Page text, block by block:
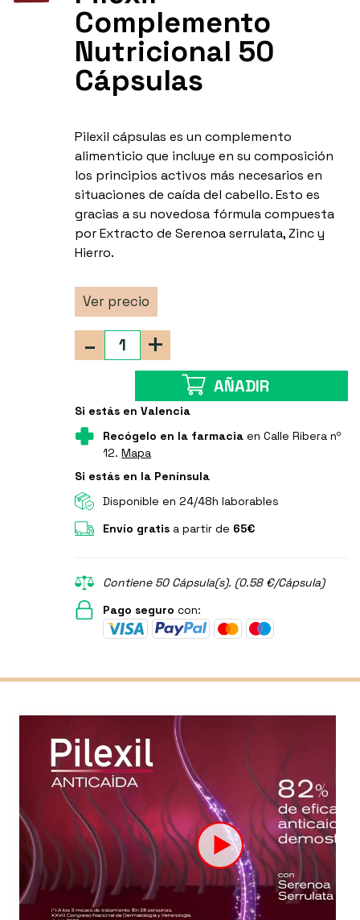
Complemento
Nutricional 50
Cápsulas
Pilexil cápsulas es un complemento
alimenticio que incluye en su composición
los principios activos más necesarios en
situaciones de caída del cabello. Esto es
gracias a su novedosa fórmula compuesta
por Extracto de Serenoa serrulata, Zinc y
Hierro.
Ver precio
+
-
AÑADIR
Si estás en Valencia
Recógelo en la farmacia en Calle Ribera nº
12.Mapa
Si estás en la Península
Disponible en 24/48h laborables
Envío gratis a partir de 65€
Contiene 50 Cápsula(s). (0.58 €/Cápsula)
Pago seguro con: